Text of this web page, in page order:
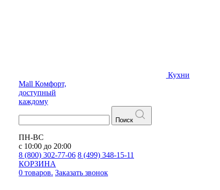
Кухни
Mall Комфорт,
доступный
каждому
Поиск
ПН-ВС
с 10:00 до 20:00
8 (800) 302-77-06 8 (499) 348-15-11
КОРЗИНА
0 товаров. Заказать звонок